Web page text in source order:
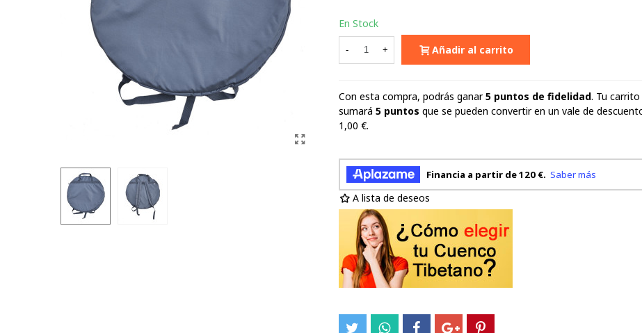
En Stock
- + Añadir al carrito
Con esta compra, podrás ganar5puntos de fidelidad. Tu carrito
sumará 5puntos que se pueden convertir en un vale de
1,00 €.
A lista de deseos